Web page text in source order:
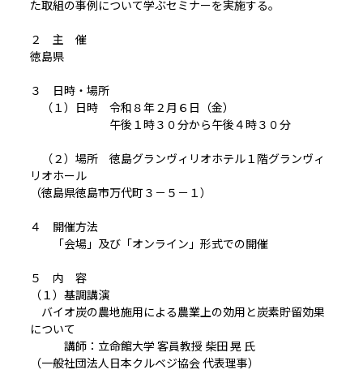
た取組の事例について学ぶセミナーを実施する。
２ 主 催
徳島県
３ 日時・場所
（１）日時 令和８年２月６日（金）
午後１時３０分から午後４時３０分
（２）場所 徳島グランヴィリオホテル１階グランヴィ
リオホール
（徳島県徳島市万代町３－５－１）
４ 開催方法
「会場」及び「オンライン」形式での開催
５ 内 容
（１）基調講演
バイオ炭の農地施用による農業上の効用と炭素貯留効果
について
講師：立命館大学 客員教授 柴田 晃 氏
（一般社団法人日本クルベジ協会 代表理事）